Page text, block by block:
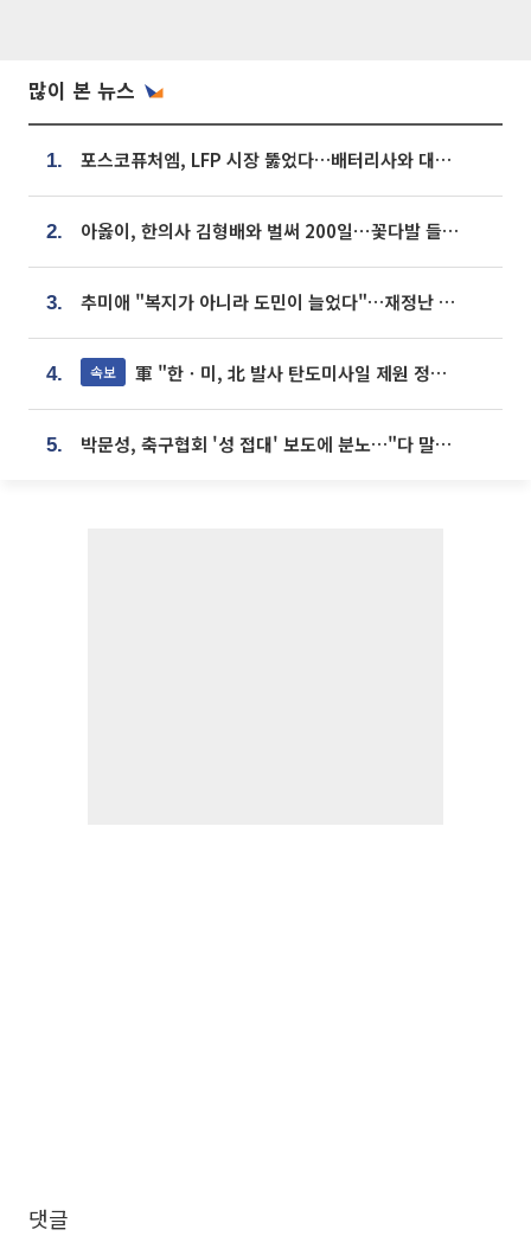
많이 본 뉴스
1. 포스코퓨처엠, LFP 시장 뚫었다…배터리사와 대규모 장기 공급 합의
2. 아옳이, 한의사 김형배와 벌써 200일⋯꽃다발 들고 "프러포즈 아냐"
3. 추미애 "복지가 아니라 도민이 늘었다"…재정난 책임론 정면돌파
4. 속보 軍 "한ㆍ미, 北 발사 탄도미사일 제원 정밀분석 중"
5. 박문성, 축구협회 '성 접대' 보도에 분노…"다 말아먹으려고 작정했나"
댓글